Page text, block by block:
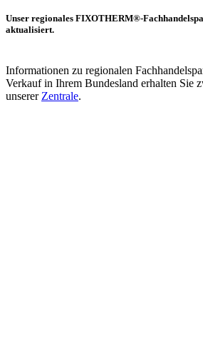
Unser regionales FIXOTHERM®-
aktualisiert.
Informationen zu regionalen
Verkauf in Ihrem Bundesland erhalten Sie
unserer Zentrale.